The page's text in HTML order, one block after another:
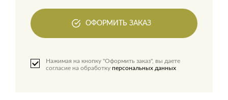
ОФОРМИТЬ ЗАКАЗ
Нажимая на кнопку "Оформить заказ", вы даете
согласие на обработку персональных данных